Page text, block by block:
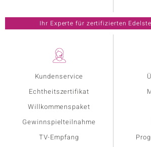
Kundenservice
Echtheitszertifikat
Willkommenspaket
Gewinnspielteilnahme
TV-Empfang
Ihr Experte für zertifizierten